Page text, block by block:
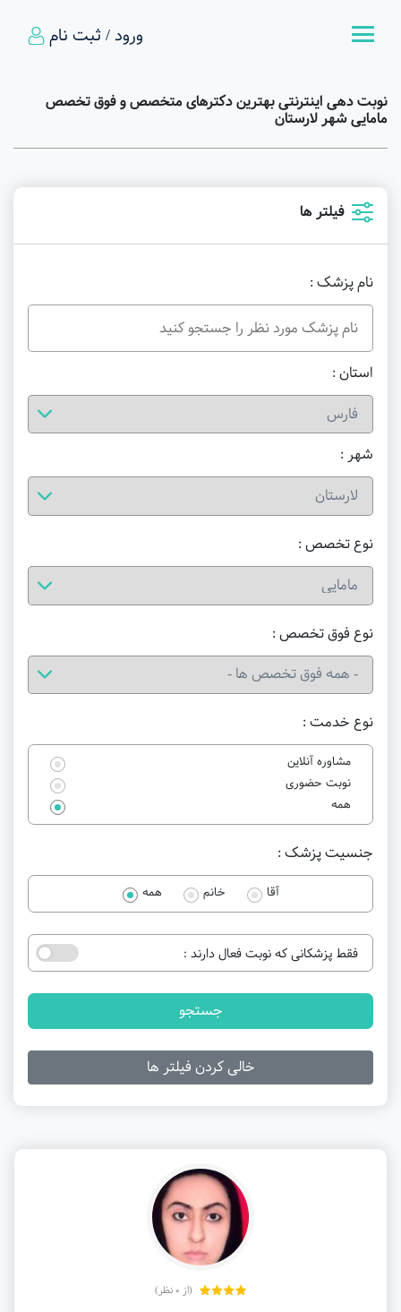
ورود / ثبت نام
نوبت دهی اینترنتی بهترین دکترهای متخصص و فوق تخصص
مامایی شهر لارستان
فیلتر ها
نام پزشک :
استان :
شهر :
نوع خدمت :
مشاوره آنلاین
نوبت حضوری
همه
نوع تخصص :
نوع فوق تخصص :
جنسیت پزشک :
آقا خانم همه
فقط پزشکانی که نوبت فعال دارند :
جستجو
خالی کردن فیلتر ها
(از 0 نظر)